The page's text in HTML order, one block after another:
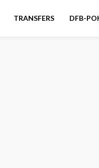
TRANSFERS DFB-